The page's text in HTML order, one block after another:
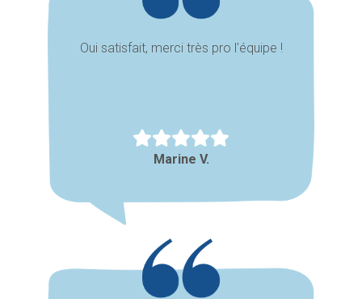
Oui satisfait, merci très pro l'équipe !
Marine V.